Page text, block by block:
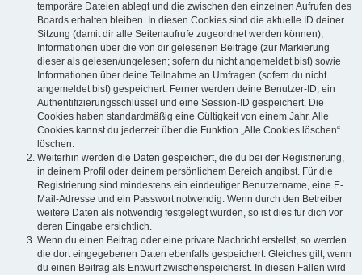
temporäre Dateien ablegt und die zwischen den einzelnen Aufrufen des
Boards erhalten bleiben. In diesen Cookies sind die aktuelle ID deiner
Sitzung (damit dir alle Seitenaufrufe zugeordnet werden können),
Informationen über die von dir gelesenen Beiträge (zur Markierung
dieser als gelesen/ungelesen; sofern du nicht angemeldet bist) sowie
Informationen über deine Teilnahme an Umfragen (sofern du nicht
angemeldet bist) gespeichert. Ferner werden deine Benutzer-ID, ein
Authentifizierungsschlüssel und eine Session-ID gespeichert. Die
Cookies haben standardmäßig eine Gültigkeit von einem Jahr. Alle
Cookies kannst du jederzeit über die Funktion „Alle Cookies löschen“
löschen.
Weiterhin werden die Daten gespeichert, die du bei der Registrierung,
in deinem Profil oder deinem persönlichem Bereich angibst. Für die
Registrierung sind mindestens ein eindeutiger Benutzername, eine E-
Mail-Adresse und ein Passwort notwendig. Wenn durch den Betreiber
weitere Daten als notwendig festgelegt wurden, so ist dies für dich vor
deren Eingabe ersichtlich.
Wenn du einen Beitrag oder eine private Nachricht erstellst, so werden
die dort eingegebenen Daten ebenfalls gespeichert. Gleiches gilt, wenn
du einen Beitrag als Entwurf zwischenspeicherst. In diesen Fällen wird